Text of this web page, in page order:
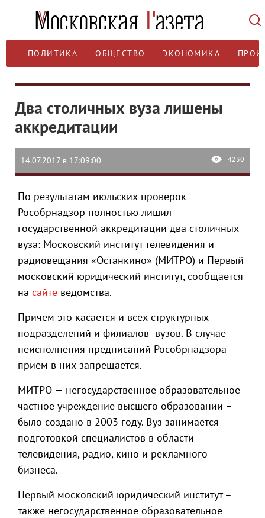
ПОЛИТИКА ОБЩЕСТВО ЭКОНОМИКА
Два столичных вуза лишены
аккредитации
14.07.2017 в 17:09:00 4230
По результатам июльских проверок
Рособрнадзор полностью лишил
государственной аккредитации два столичных
вуза: Московский институт телевидения и
радиовещания «Останкино» (МИТРО) и Первый
московский юридический институт, сообщается
на сайте ведомства.
Причем это касается и всех структурных
подразделений и филиалов вузов. В случае
неисполнения предписаний Рособрнадзора
прием в них запрещается.
МИТРО — негосударственное образовательное
частное учреждение высшего образовании –
было создано в 2003 году. Вуз занимается
подготовкой специалистов в области
телевидения, радио, кино и рекламного
бизнеса.
Первый московский юридический институт –
также негосударственное образовательное